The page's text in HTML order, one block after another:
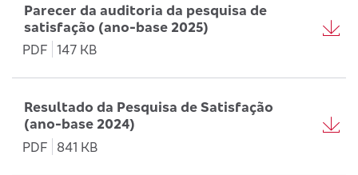
Parecer da auditoria da pesquisa de
satisfação (ano-base 2025)
PDF 147 KB
Resultado da Pesquisa de Satisfação
(ano-base 2024)
PDF
841 KB